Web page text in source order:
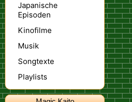
Japanische
Episoden
Kinofilme
Musik
Songtexte
Playlists